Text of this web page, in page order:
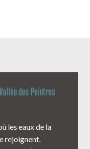
des Peintres
les eaux de la
rejoignent.